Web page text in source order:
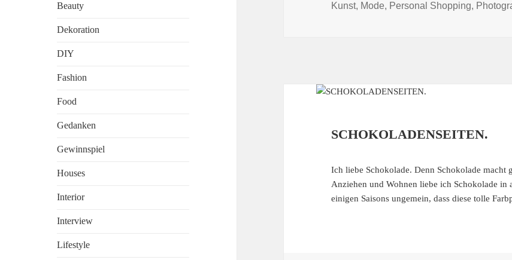
Beauty
Dekoration
DIY
Fashion
Food
Gedanken
Gewinnspiel
Houses
Interior
Interview
Lifestyle
Kunst, Mode, Personal Shopping,
SCHOKOLADENSEITEN.
Ich liebe Schokolade. Denn Schokolade
Anziehen und Wohnen liebe ich Schokolade in
einigen Saisons ungemein, dass diese tolle